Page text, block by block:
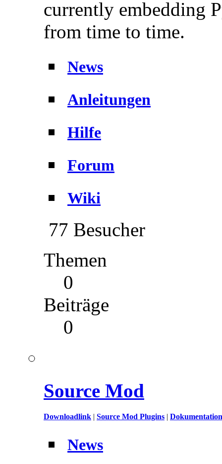
currently embedding
from time to time.
News
Anleitungen
Hilfe
Forum
Wiki
77 Besucher
Themen
0
Beiträge
0
Source Mod
Downloadlink | Source Mod Plugins |
News